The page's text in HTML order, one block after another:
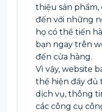
thiệu sản
đến với những
họ có thể tiến
bạn ngay trên
đến cửa hàng.
Vì vậy, website
thể hiện đầy đủ
dịch vụ, thông
các công cụ